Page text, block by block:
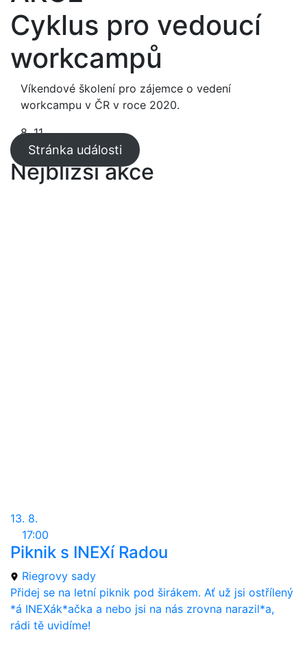
Cyklus pro vedoucí
workcampů
Víkendové školení pro zájemce o vedení
workcampu v ČR v roce 2020.
8. 11.
Stránka události
Nejbližší akce
13. 8.
17:00
Piknik s INEXí Radou
Riegrovy sady
Přidej se na letní piknik pod širákem. Ať už jsi ostřílený
*á INEXák*ačka a nebo jsi na nás zrovna narazil*a,
rádi tě uvidíme!